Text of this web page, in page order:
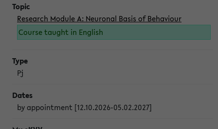
Research Module A: Neuronal Basis of Behaviour
Course taught in English
Pj
by appointment [12.10.2026-05.02.2027]